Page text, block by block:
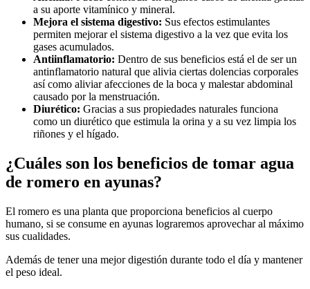
a su aporte vitamínico y mineral.
Mejora el sistema digestivo: Sus efectos estimulantes
permiten mejorar el sistema digestivo a la vez que evita los
gases acumulados.
Antiinflamatorio: Dentro de sus beneficios está el de ser un
antinflamatorio natural que alivia ciertas dolencias corporales
así como aliviar afecciones de la boca y malestar abdominal
causado por la menstruación.
Diurético: Gracias a sus propiedades naturales funciona
como un diurético que estimula la orina y a su vez limpia los
riñones y el hígado.
¿Cuáles son los beneficios de tomar agua
de romero en ayunas?
El romero es una planta que proporciona beneficios al cuerpo
humano, si se consume en ayunas lograremos aprovechar al máximo
sus cualidades.
Además de tener una mejor digestión durante todo el día y mantener
el peso ideal.